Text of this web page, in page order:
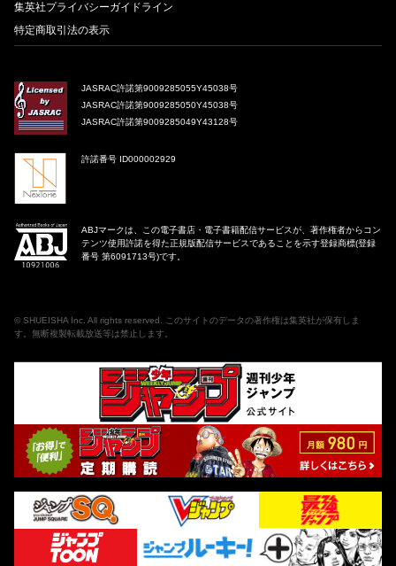
集英社プライバシーガイドライン
特定商取引法の表示
JASRAC許諾第9009285055Y45038号
JASRAC許諾第9009285050Y45038号
JASRAC許諾第9009285049Y43128号
許諾番号 ID000002929
ABJマークは、この電子書店・電子書籍配信サービスが、著作権者からコン
テンツ使用許諾を得た正規版配信サービスであることを示す登録商標(登録
番号 第6091713号)です。
© SHUEISHA Inc . All rights reserved. このサイトのデータの著作権は集英社が保有しま
す。無断複製転載放送等は禁止します。